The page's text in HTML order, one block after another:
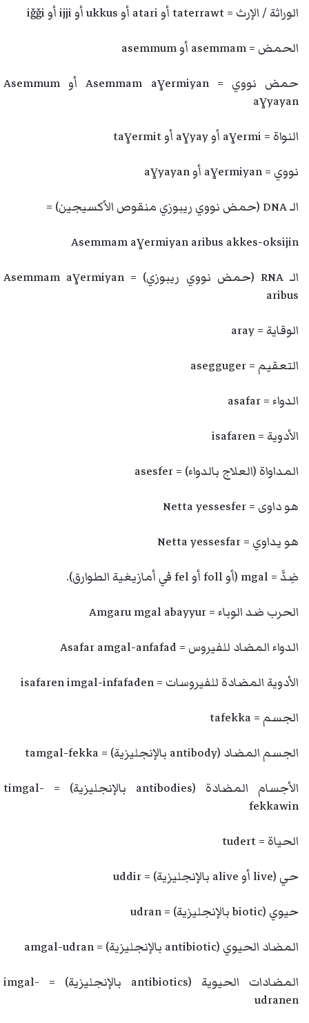
الوراثة / الإرث = taterrawt أو atari أو ukkus أو ijji أو iǧǧi
الحمض = asemmam أو asemmum
حمض نووي = Asemmam aɣermiyan أو Asemmum
aɣyayan
النواة = aɣermi أو aɣyay أو taɣermit
نووي = aɣermiyan أو aɣyayan
الـ DNA (حمض نووي ريبوزي منقوص الأكسيجين) =
Asemmam aɣermiyan aribus akkes-oksijin
الـ RNA (حمض نووي ريبوزي) = Asemmam aɣermiyan
aribus
الوقاية = aray
التعقيم = asegguger
الدواء = asafar
الأدوية = isafaren
المداواة (العلاج بالدواء) = asesfer
هو داوى = Netta yessesfer
هو يداوي = Netta yessesfar
ضِدَّ = mgal (أو foll أو fel في أمازيغية الطوارق).
الحرب ضد الوباء = Amgaru mgal abayyur
الدواء المضاد للفيروس = Asafar amgal-anfafad
الأدوية المضادة للفيروسات = isafaren imgal-infafaden
الجسم = tafekka
الجسم المضاد (antibody بالإنجليزية) = tamgal-fekka
الأجسام المضادة (antibodies بالإنجليزية) = timgal-
fekkawin
الحياة = tudert
حي (live أو alive بالإنجليزية) = uddir
حيوي (biotic بالإنجليزية) = udran
المضاد الحيوي (antibiotic بالإنجليزية) = amgal-udran
المضادات الحيوية (antibiotics بالإنجليزية) = imgal-
udranen